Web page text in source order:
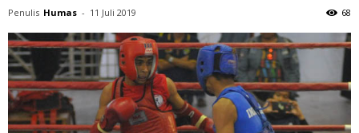
Penulis Humas - 11 Juli 2019 68